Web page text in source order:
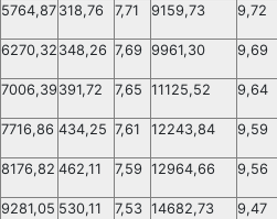
5764,87 318,76 7,71 9159,73 9,72
6270,32 348,26 7,69 9961,30 9,69
7006,39 391,72 7,65 11125,52 9,64
7716,86 434,25 7,61 12243,84 9,59
8176,82 462,11 7,59 12964,66 9,56
9281,05 530,11 7,53 14682,73 9,47